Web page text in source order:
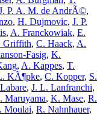
P. A. M. de AndrÃ©,
, H. Dujmovic, J. P.
, A. Franckowiak, E.
Griffith, C. Haack, A.
Fasig, K.
, A. Kappes, T.
KÃ¶pke, C. Kopper, S.
, J. L. Lanfranchi,
Maruyama, K. Mase, R.
Moulai, R. Nahnhauer,